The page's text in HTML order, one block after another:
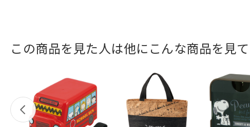
この商品を見た人は他にこんな商品を見て